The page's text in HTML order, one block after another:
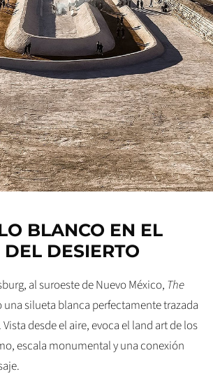
BLANCO EN EL
DESIERTO
al suroeste de Nuevo México, The
una silueta blanca perfectamente trazada
desde el aire, evoca el land art de los
escala monumental y una conexión